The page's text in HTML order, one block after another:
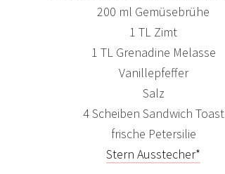
200 ml Gemüsebrühe
1 TL Zimt
1 TL Grenadine Melasse
Vanillepfeffer
Salz
4 Scheiben Sandwich Toast
frische Petersilie
Stern Ausstecher*